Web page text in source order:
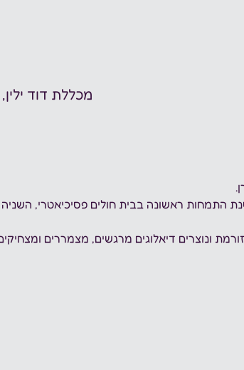
מכללת דוד ילין, מעגל
התמחות ראשונה בבית חולים פסיכיאטרי,
ונוצרים דיאלוגים מרגשים, מצמררים